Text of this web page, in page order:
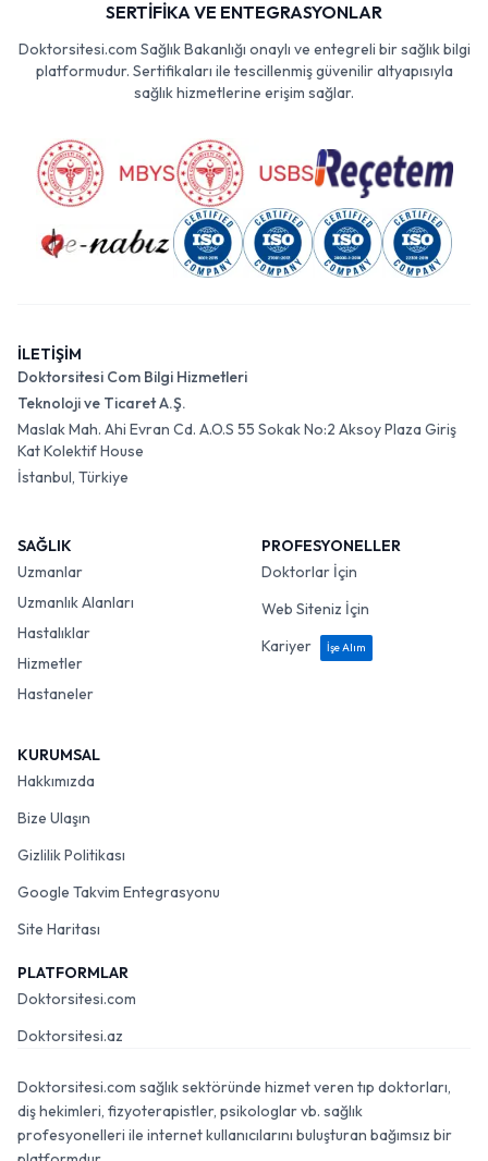
SERTİFİKA VE ENTEGRASYONLAR
Doktorsitesi.com Sağlık Bakanlığı onaylı ve entegreli bir sağlık bilgi
platformudur. Sertifikaları ile tescillenmiş güvenilir altyapısıyla
sağlık hizmetlerine erişim sağlar.
İLETİŞİM
Doktorsitesi Com Bilgi Hizmetleri
Teknoloji ve Ticaret A.Ş.
Maslak Mah. Ahi Evran Cd. A.O.S 55 Sokak No:2 Aksoy Plaza Giriş
Kat Kolektif House
İstanbul, Türkiye
SAĞLIK
Uzmanlar
Uzmanlık Alanları
Hastalıklar
Hizmetler
Hastaneler
PROFESYONELLER
Doktorlar İçin
Web Siteniz İçin
Kariyer
İşe Alım
KURUMSAL
Hakkımızda
Bize Ulaşın
Gizlilik Politikası
Google Takvim Entegrasyonu
Site Haritası
PLATFORMLAR
Doktorsitesi.com
Doktorsitesi.az
Doktorsitesi.com sağlık sektöründe hizmet veren tıp doktorları,
diş hekimleri, fizyoterapistler, psikologlar vb. sağlık
profesyonelleri ile internet kullanıcılarını buluşturan bağımsız bir